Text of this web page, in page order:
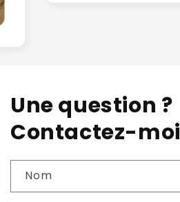
Une question ?
Contactez-moi
Nom